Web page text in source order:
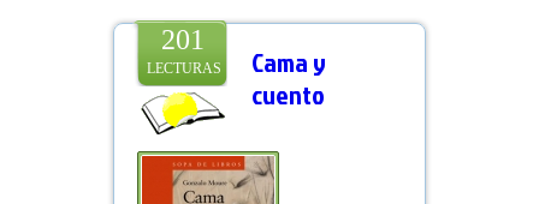
201
LECTURAS
Cama y
cuento